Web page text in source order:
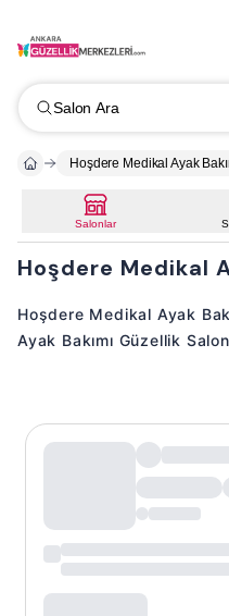
Salon Ara
Hoşdere Medikal Ayak
Salonlar
Hoşdere Medikal
Hoşdere Medikal Ayak
Ayak Bakımı Güzellik